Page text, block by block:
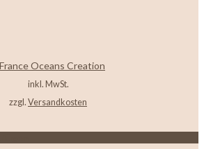
inkl. MwSt.
zzgl. Versandkosten